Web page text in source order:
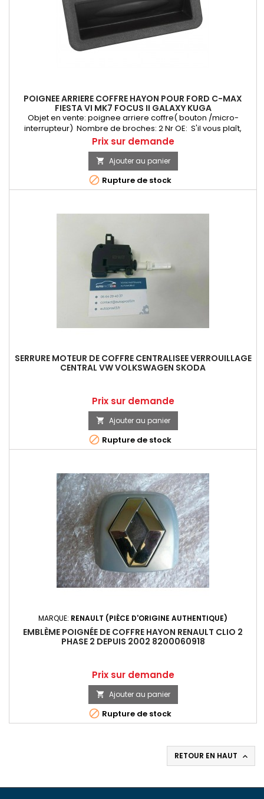
POIGNEE ARRIERE COFFRE HAYON POUR FORD C-MAX
FIESTA VI MK7 FOCUS II GALAXY KUGA
Objet en vente: poignee arriere coffre( bouton /micro-
interrupteur) Nombre de broches: 2 Nr OE: S'il vous plaît,
comparez OE-Number. Nombre doit être la même que la
pièce d'origine. 6M5119B514AD 6M51-19B514-AD 6M51 19B514 AD
6M5119B514AC 6M51-19B514-AC 6M51 19B514 AC C1BB19B514AA
C1BB-19B514-AA C1BB 19B514 AA 1480287 1 480 287 1748915 1 748
915 1857333...
Prix
Prix sur demande
 Ajouter au panier
 Rupture de stock
SERRURE MOTEUR DE COFFRE CENTRALISEE VERROUILLAGE
CENTRAL VW VOLKSWAGEN SKODA
Prix
Prix sur demande
 Ajouter au panier
 Rupture de stock
MARQUE: RENAULT (PIÈCE D'ORIGINE AUTHENTIQUE)
EMBLÈME POIGNÉE DE COFFRE HAYON RENAULT CLIO 2
PHASE 2 DEPUIS 2002 8200060918
Prix
Prix sur demande
 Ajouter au panier
 Rupture de stock
RETOUR EN HAUT 